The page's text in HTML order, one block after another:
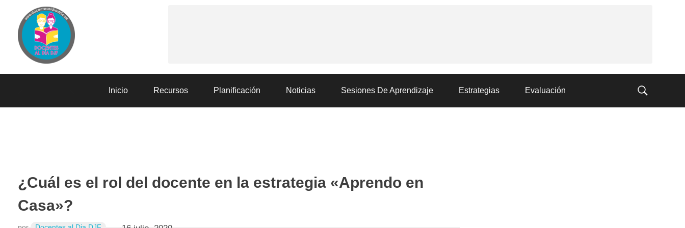
Inicio Recursos Planificación Noticias Sesiones De Aprendizaje Estrategias Evaluación
¿Cuál es el rol del docente en la estrategia «Aprendo en
Casa»?